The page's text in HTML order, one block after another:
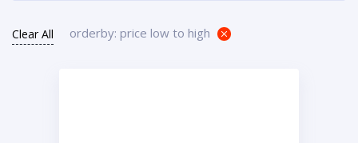
Clear All orderby: price low to high